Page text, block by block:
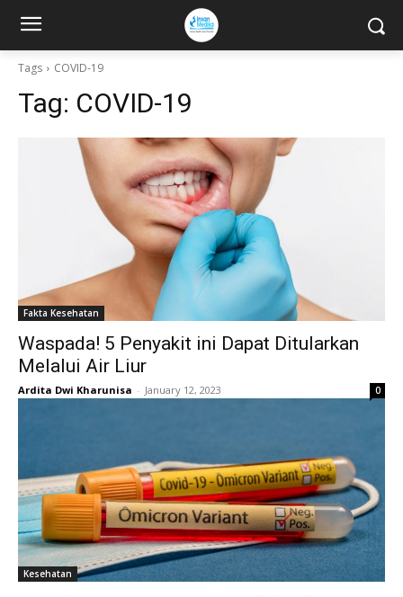
Tags COVID-19
Tag: COVID-19
Fakta Kesehatan
Waspada! 5 Penyakit ini Dapat Ditularkan
Melalui Air Liur
Ardita Dwi Kharunisa - January 12, 2023 0
Kesehatan